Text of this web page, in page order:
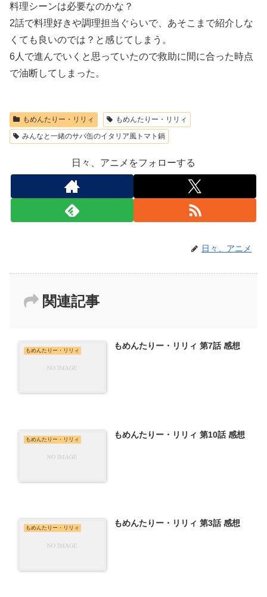
料理シーンは必要なのかな？
2話で料理好きや調理担当ぐらいで、あそこまで紹介しな
くても良いのでは？と感じてしまう。
6人で進んでいくと思っていたので救助に間に合った時点
で油断してしまった。
もめんたりー・リリィ
もめんたりー・リリィ
みんなと一緒のサバ缶のイタリア風トマト鍋
日々、アニメをフォローする
日々、アニメ
関連記事
もめんたりー・リリィ もめんたりー・リリィ 第7話 感想
もめんたりー・リリィ もめんたりー・リリィ 第10話 感想
もめんたりー・リリィ もめんたりー・リリィ 第3話 感想